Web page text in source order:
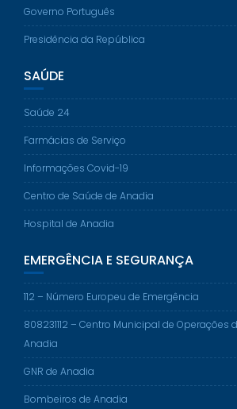
Governo Português
Presidência da República
SAÚDE
Saúde 24
Farmácias de Serviço
Informações Covid-19
Centro de Saúde de Anadia
Hospital de Anadia
EMERGÊNCIA E SEGURANÇA
112 – Número Europeu de Emergência
808231112 – Centro Municipal de Operações
Anadia
GNR de Anadia
Bombeiros de Anadia